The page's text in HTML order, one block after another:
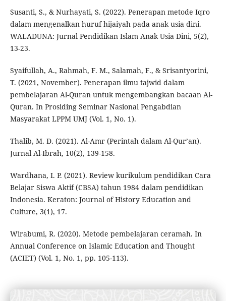
Susanti, S., & Nurhayati, S. (2022). Penerapan metode Iqro
dalam mengenalkan huruf hijaiyah pada anak usia dini.
WALADUNA: Jurnal Pendidikan Islam Anak Usia Dini, 5(2),
13-23.
Syaifullah, A., Rahmah, F. M., Salamah, F., & Srisantyorini,
T. (2021, November). Penerapan ilmu tajwid dalam
pembelajaran Al-Quran untuk mengembangkan bacaan Al-
Quran. In Prosiding Seminar Nasional Pengabdian
Masyarakat LPPM UMJ (Vol. 1, No. 1).
Thalib, M. D. (2021). Al-Amr (Perintah dalam Al-Qur’an).
Jurnal Al-Ibrah, 10(2), 139-158.
Wardhana, I. P. (2021). Review kurikulum pendidikan Cara
Belajar Siswa Aktif (CBSA) tahun 1984 dalam pendidikan
Indonesia. Keraton: Journal of History Education and
Culture, 3(1), 17.
Wirabumi, R. (2020). Metode pembelajaran ceramah. In
Annual Conference on Islamic Education and Thought
(ACIET) (Vol. 1, No. 1, pp. 105-113).